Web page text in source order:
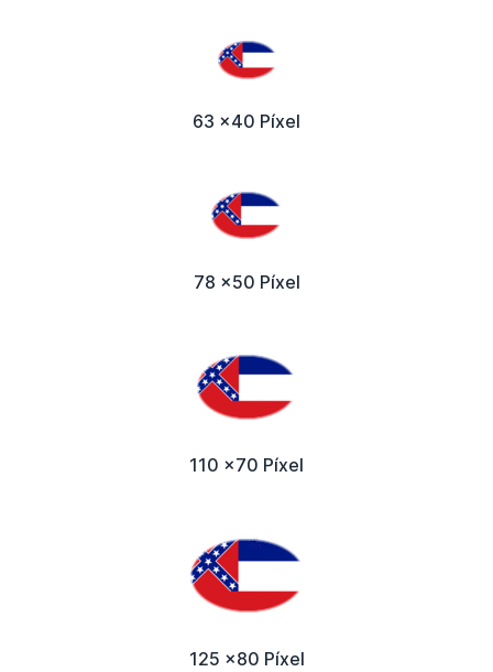
63 x40 Píxel
78 x50 Píxel
110 x70 Píxel
125 x80 Píxel